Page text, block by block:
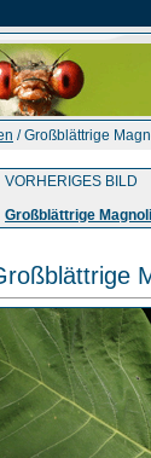
/ Großblättrige
VORHERIGES BILD
Großblättrige